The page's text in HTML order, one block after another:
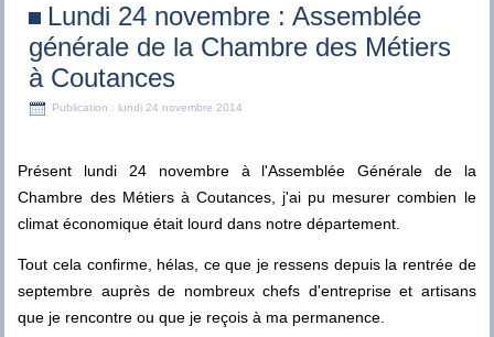
Lundi 24 novembre : Assemblée
générale de la Chambre des Métiers
à Coutances
Publication : lundi 24 novembre 2014
Présent lundi 24 novembre à l'Assemblée Générale de la
Chambre des Métiers à Coutances, j'ai pu mesurer combien le
climat économique était lourd dans notre département.
Tout cela confirme, hélas, ce que je ressens depuis la rentrée de
septembre auprès de nombreux chefs d'entreprise et artisans
que je rencontre ou que je reçois à ma permanence.